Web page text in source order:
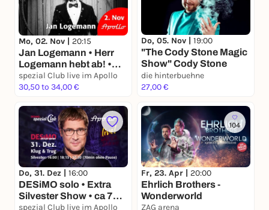
Mo, 02. Nov | 20:15
Jan Logemann • Herr
Logemann hebt ab! •
Von der magischen
Schönheit der
spezial Club live im Apollo
30,50 to 34,00 €
Do, 05. Nov | 19:00
"The Cody Stone Magic
Show" Cody Stone
die hinterbuehne
27,00 €
Do, 31. Dez | 16:00
DESiMO solo • Extra
Silvester Show • ca 70
Minuten ohne Pause •
spezial Club live im Apollo
104
Fr, 23. Apr | 20:00
Ehrlich Brothers -
Wonderworld
ZAG arena